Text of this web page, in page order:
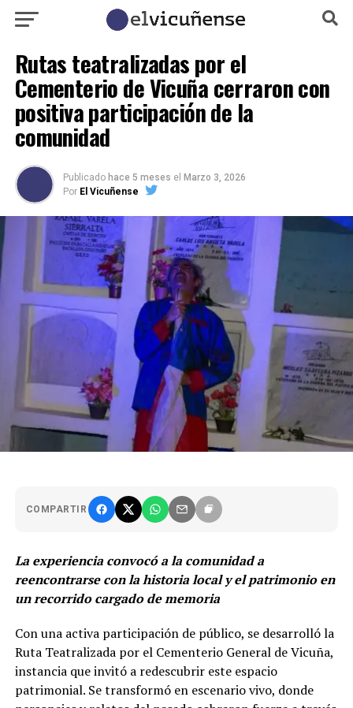
Rutas teatralizadas por el
Cementerio de Vicuña cerraron con
positiva participación de la
comunidad
Publicado hace 5 meses el Marzo 3, 2026
Por El Vicuñense
COMPARTIR
La experiencia convocó a la comunidad a
reencontrarse con la historia local y el patrimonio en
un recorrido cargado de memoria
Con una activa participación de público, se desarrolló la
Ruta Teatralizada por el Cementerio General de Vicuña,
instancia que invitó a redescubrir este espacio
patrimonial. Se transformó en escenario vivo, donde